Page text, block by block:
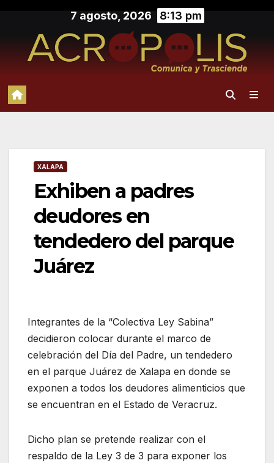
contenido
7 agosto, 2026 8:13 pm
XALAPA
Exhiben a padres
deudores en
tendedero del parque
Juárez
Integrantes de la “Colectiva Ley Sabina”
decidieron colocar durante el marco de
celebración del Día del Padre, un tendedero
en el parque Juárez de Xalapa en donde se
exponen a todos los deudores alimenticios que
se encuentran en el Estado de Veracruz.
Dicho plan se pretende realizar con el
respaldo de la Ley 3 de 3 para exponer los